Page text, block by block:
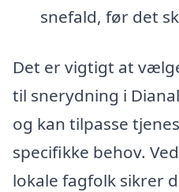
snefald, før det
Det er vigtigt at
til snerydning i
og kan tilpasse
specifikke behov.
lokale fagfolk sikrer